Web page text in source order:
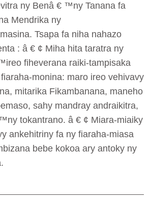
ny Benâ € ™ny Tanana fa
Mendrika ny
Tsapa fa niha nahazo
: â € ¢ Miha hita taratra ny
fiheverana raiki-tampisaka
monina: maro ireo vehivavy
mitarika Fikambanana, maneho
sahy mandray andraikitra,
tokantrano. â € ¢ Miara-miaiky
ankehitriny fa ny fiaraha-miasa
bebe kokoa ary antoky ny